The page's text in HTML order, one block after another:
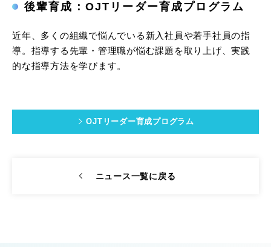
後輩育成：OJTリーダー育成プログラム
近年、多くの組織で悩んでいる新入社員や若手社員の指
導。指導する先輩・管理職が悩む課題を取り上げ、実践
的な指導方法を学びます。
OJTリーダー育成プログラム
ニュース一覧に戻る